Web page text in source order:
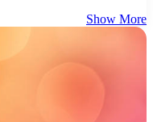
Show More